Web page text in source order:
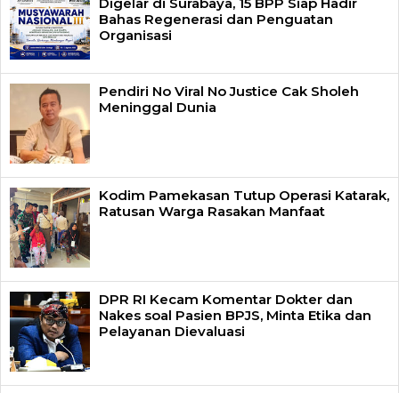
Bahas Regenerasi dan Penguatan
Organisasi
Pendiri No Viral No Justice Cak Sholeh
Meninggal Dunia
Kodim Pamekasan Tutup Operasi Katarak,
Ratusan Warga Rasakan Manfaat
DPR RI Kecam Komentar Dokter dan
Nakes soal Pasien BPJS, Minta Etika dan
Pelayanan Dievaluasi